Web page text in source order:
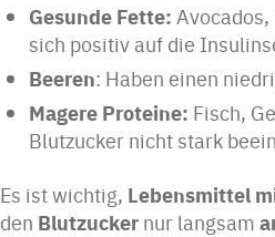
Gesunde Fette:
sich positiv auf die
Beeren: Haben einen
Magere Proteine: Fisch,
Blutzucker nicht stark
Es ist wichtig, Lebensmittel
den Blutzucker nur langsam